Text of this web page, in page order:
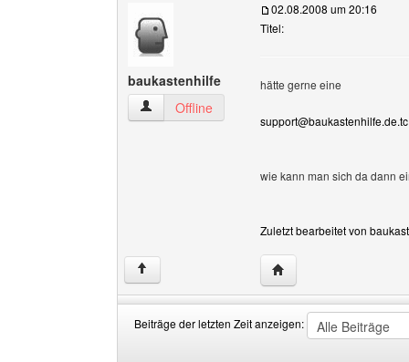
baukastenhilfe
baukastenhilfe Benutzer-Profile anzeigen
Offline
02.08.2008 um 20:16
Titel:
hätte gerne eine
support@baukastenhilfe.de.tc
wie kann man sich da dann
Zuletzt bearbeitet von
↑ Website dieses
Beiträge der letzten Zeit anzeigen: